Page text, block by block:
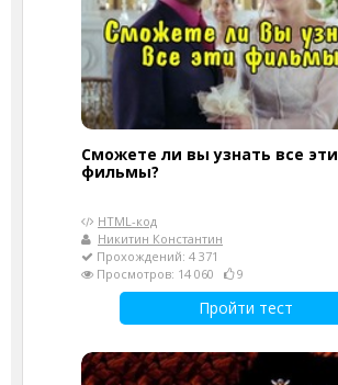
Сможете ли вы узнать все эти
фильмы?
HTML-код
Никитин Константин
Прохождений: 4 371
Просмотров: 14 060
9
Пройти тест